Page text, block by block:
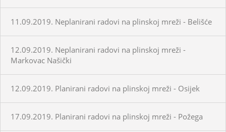
11.09.2019. Neplanirani radovi na plinskoj mreži - Belišće
12.09.2019. Neplanirani radovi na plinskoj mreži -
Markovac Našički
12.09.2019. Planirani radovi na plinskoj mreži - Osijek
17.09.2019. Planirani radovi na plinskoj mreži - Požega